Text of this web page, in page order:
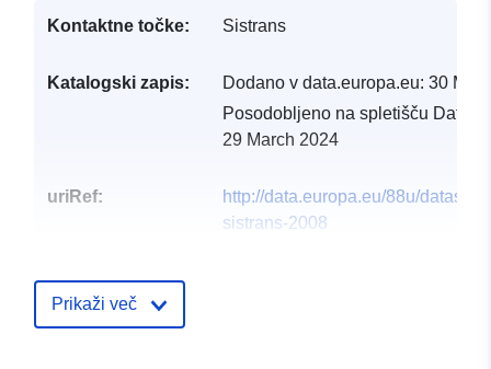
Kontaktne točke: Sistrans
Katalogski zapis: Dodano v data.europa.eu: 30
Posodobljeno na spletišču
29 March 2024
uriRef:
http://data.europa.eu/88u/
sistrans-2008
Prikaži več